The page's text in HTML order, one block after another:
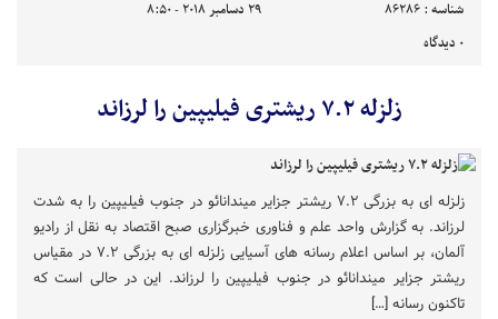
شناسه : 86286
29 دسامبر 2018 - 8:50
0 دیدگاه
زلزله ۷.۲ ریشتری فیلیپین را لرزاند
زلزله ای به بزرگی ۷.۲ ریشتر جزایر میندانائو در جنوب فیلیپین را به شدت
لرزاند. به گزارش واحد علم و فناوری خبرگزاری صبح اقتصاد به نقل از رادیو
آلمان، بر اساس اعلام رسانه های آسیایی زلزله ای به بزرگی ۷.۲ در مقیاس
ریشتر جزایر میندانائو در جنوب فیلیپین را لرزاند. این در حالی است که
تاکنون رسانه […]